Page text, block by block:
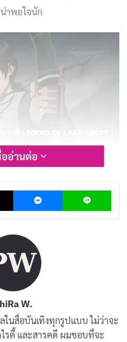
าพอใจนัก
Raider: The
of Lara Croft” ไม่ได้เป็น
นมีต่อเกม โดยเฉพาะเมื่อเรา
ม อย่างไรก็ตาม แม้ว่าจะมีองค์
แต่เนื้อเรื่องกลับไม่สามารถ
ยงามมากมาย แต่เนื้อเรื่องกลับ
ให้เราได้สัมผัส มันเหมือนกับ
อ่านต่อ
X Messenger Line
W.
ในสื่อบันเทิงทุกรูปแบบ ไม่ว่าจะ
รตี้ และสารคดี ผมชอบที่จะ